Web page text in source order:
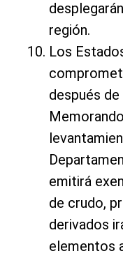
región.
Los
después
emitirá
de crudo,
derivados
elementos